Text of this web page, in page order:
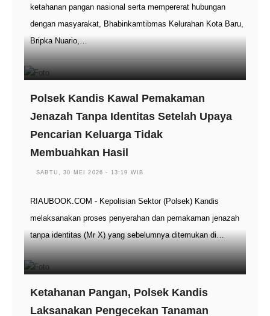
ketahanan pangan nasional serta mempererat hubungan
dengan masyarakat, Bhabinkamtibmas Kelurahan Kota Baru,
Bripka Nuario,…
Polsek Kandis Kawal Pemakaman
Jenazah Tanpa Identitas Setelah Upaya
Pencarian Keluarga Tidak
Membuahkan Hasil
SABTU, 30 MEI 2026 - 13:19 WIB
RIAUBOOK.COM - Kepolisian Sektor (Polsek) Kandis
melaksanakan proses penyerahan dan pemakaman jenazah
tanpa identitas (Mr X) yang sebelumnya ditemukan di…
Ketahanan Pangan, Polsek Kandis
Laksanakan Pengecekan Tanaman